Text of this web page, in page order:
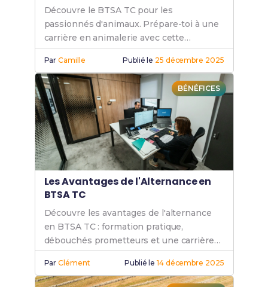
Découvre le BTSA TC pour les
passionnés d'animaux. Prépare-toi à une
carrière en animalerie avec cette
formation complète en technico-
commercial.
ParCamille Publié le 25 décembre 2025
BÉNÉFICES
Les Avantages de l'Alternance en
BTSA TC
Découvre les avantages de l'alternance
en BTSA TC : formation pratique,
débouchés prometteurs et une carrière
en alternance dans le domaine technico-
commercial.
ParClément Publié le14 décembre 2025